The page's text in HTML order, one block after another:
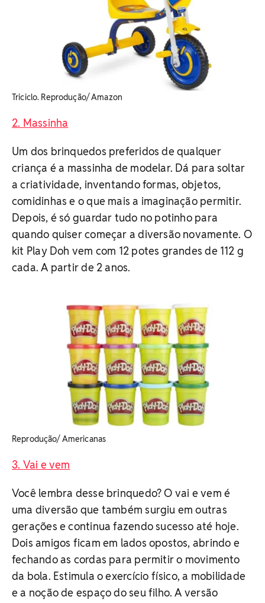
Triciclo. Reprodução/ Amazon
2. Massinha
Um dos brinquedos preferidos de qualquer
criança é a massinha de modelar. Dá para soltar
a criatividade, inventando formas, objetos,
comidinhas e o que mais a imaginação permitir.
Depois, é só guardar tudo no potinho para
quando quiser começar a diversão novamente. O
kit Play Doh vem com 12 potes grandes de 112 g
cada. A partir de 2 anos.
Reprodução/ Americanas
3. Vai e vem
Você lembra desse brinquedo? O vai e vem é
uma diversão que também surgiu em outras
gerações e continua fazendo sucesso até hoje.
Dois amigos ficam em lados opostos, abrindo e
fechando as cordas para permitir o movimento
da bola. Estimula o exercício físico, a mobilidade
e a noção de espaço do seu filho. A versão